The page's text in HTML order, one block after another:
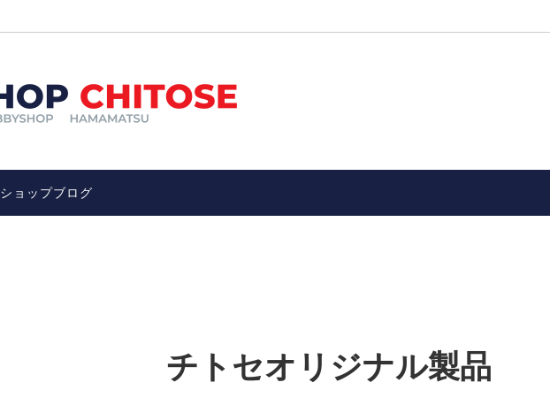
サバゲー装備品 ミリタリーアイテム
オススメ！エアガン・ガスガン・電動ガ
ン
子供向け１０歳以上用１４歳以上用
ショップブログ
チトセオリジナル製品